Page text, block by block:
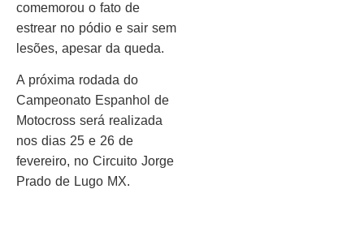
comemorou o fato de
estrear no pódio e sair sem
lesões, apesar da queda.
A próxima rodada do
Campeonato Espanhol de
Motocross será realizada
nos dias 25 e 26 de
fevereiro, no Circuito Jorge
Prado de Lugo MX.